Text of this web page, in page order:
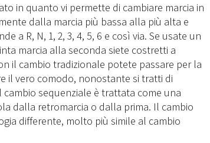
in quanto vi permette di cambiare marcia in
dalla marcia più bassa alla più alta e
a R, N, 1, 2, 3, 4, 5, 6 e così via. Se usate un
marcia alla seconda siete costretti a
il cambio tradizionale potete passare per la
il vero comodo, nonostante si tratti di
sequenziale è trattata come una
dalla retromarcia o dalla prima. Il cambio
differente, molto più simile al cambio